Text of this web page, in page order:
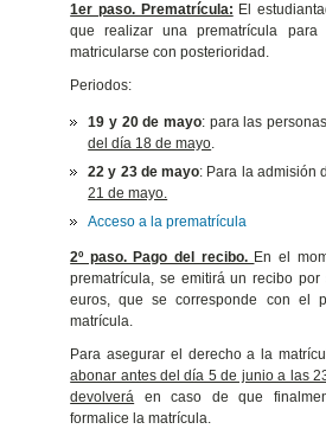
1er paso. Prematrícula: El
que realizar una prematrícula
matricularse con posterioridad.
Periodos:
19 y 20 de mayo: para las
del día 18 de mayo.
22 y 23 de mayo: Para la admisión
21 de mayo.
Acceso a la prematrícula
2º paso. Pago del recibo. En el
prematrícula, se emitirá un recibo
euros, que se corresponde con el
matrícula.
Para asegurar el derecho a la
abonar antes del día 5 de junio a las
devolverá en caso de que
formalice la matrícula.